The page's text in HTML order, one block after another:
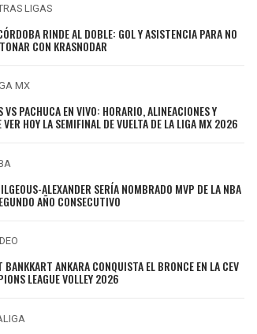
LIGAS
RINDE AL DOBLE: GOL Y ASISTENCIA PARA NO
CON KRASNODAR
MX
VS PACHUCA EN VIVO: HORARIO, ALINEACIONES Y
VER HOY LA SEMIFINAL DE VUELTA DE LA LIGA MX 2026
ALEXANDER SERÍA NOMBRADO MVP DE LA NBA
AÑO CONSECUTIVO
BANKKART ANKARA CONQUISTA EL BRONCE EN LA CEV
LEAGUE VOLLEY 2026